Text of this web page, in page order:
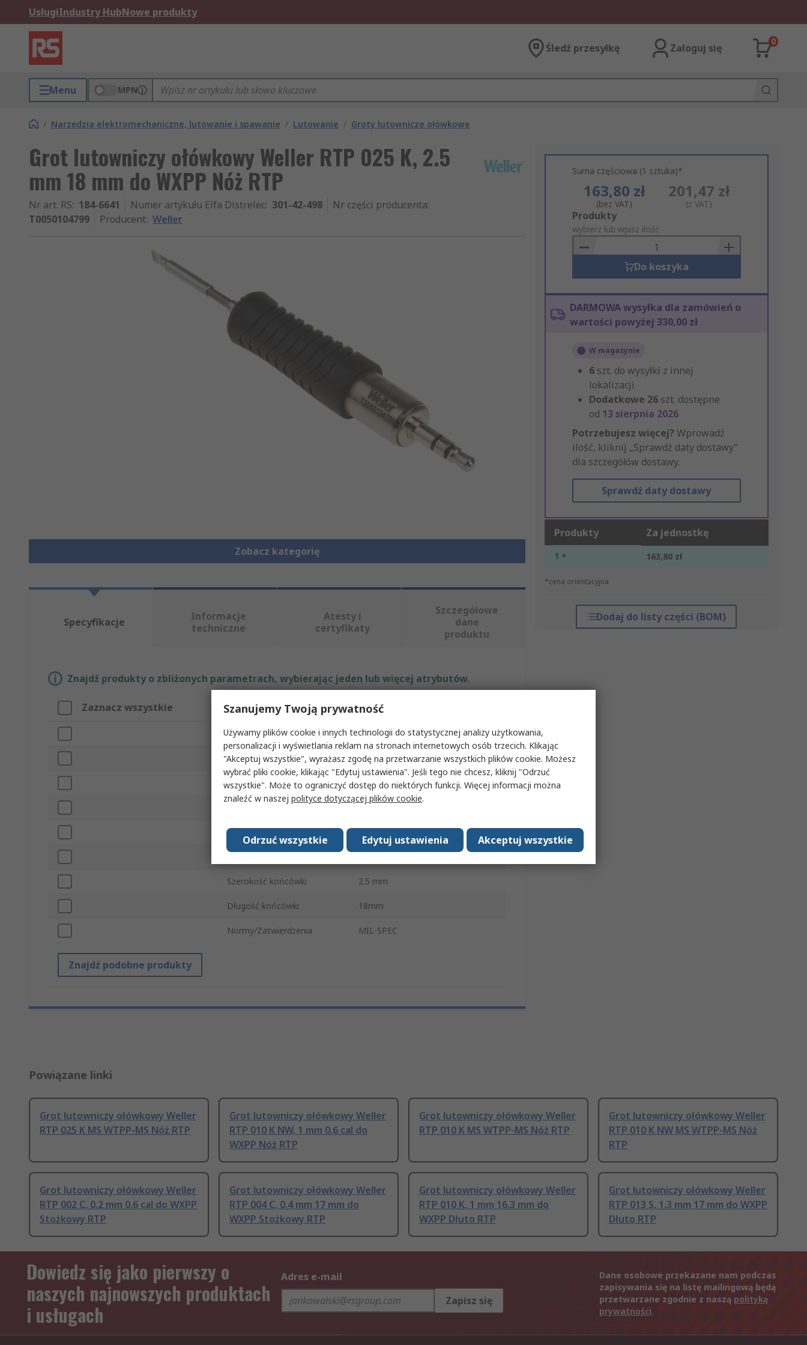
UsługiIndustry HubNowe produkty
Śledź przesyłkę Zaloguj się
0
Menu MPN
/ Narzędzia elektromechaniczne, lutowanie i spawanie / Lutowanie / Groty lutownicze ołówkowe
Grot lutowniczy ołówkowy Weller RTP 025 K, 2.5
mm 18 mm do WXPP Nóż RTP
Nr art. RS: 184-6641 Numer artykułu Elfa Distrelec: 301-42-498 Nr części producenta:
T0050104799
Producent: Weller
Zobacz kategorię
Suma częściowa (1 sztuka)*
163,80 zł
(bez VAT)
201,47 zł
(z VAT)
Add
to
Basket
Produkty
wybierz lub wpisz ilość
Do koszyka
DARMOWA wysyłka dla zamówień o
wartości powyżej 330,00 zł
W magazynie
6 szt. do wysyłki z innej
lokalizacji
Dodatkowe 26 szt. dostępne
od 13 sierpnia 2026
Potrzebujesz więcej? Wprowadź
ilość, kliknij „Sprawdź daty dostawy”
dla szczegółów dostawy.
Sprawdź daty dostawy
Produkty Za jednostkę
1 + 163,80 zł
*cena orientacyjna
Dodaj do listy części (BOM)
Specyfikacje
Informacje
techniczne
Atesty i
certyfikaty
Szczegółowe
dane
produktu
Znajdź produkty o zbliżonych parametrach, wybierając jeden lub więcej atrybutów.
Zaznacz wszystkie Atrybut Wartość
Marka Weller
Kształt końcówki Nóż
Numer modelu RTP 025 K
Grot lutowniczy ołówkowy
Do użytku z
Szerokość końcówki 2.5 mm
Długość końcówki 18mm
Normy/Zatwierdzenia MIL-SPEC
Znajdź podobne produkty
Powiązane linki
Grot lutowniczy ołówkowy Weller
RTP 025 K MS WTPP-MS Nóż RTP
Grot lutowniczy ołówkowy Weller
RTP 010 K NW, 1 mm 0.6 cal do
WXPP Nóż RTP
Grot lutowniczy ołówkowy Weller
RTP 010 K MS WTPP-MS Nóż RTP
Grot lutowniczy ołówkowy Weller
RTP 010 K NW MS WTPP-MS Nóż
RTP
Grot lutowniczy ołówkowy Weller
RTP 002 C, 0.2 mm 0.6 cal do WXPP
Stożkowy RTP
Grot lutowniczy ołówkowy Weller
RTP 004 C, 0.4 mm 17 mm do
WXPP Stożkowy RTP
Grot lutowniczy ołówkowy Weller
RTP 010 K, 1 mm 16.3 mm do
WXPP Dłuto RTP
Grot lutowniczy ołówkowy Weller
RTP 013 S, 1.3 mm 17 mm do WXPP
Dłuto RTP
Dowiedz się jako pierwszy o
naszych najnowszych produktach
i usługach
Adres e-mail
Zapisz się
Dane osobowe przekazane nam podczas
zapisywania się na listę mailingową będą
przetwarzane zgodnie z naszą polityką
prywatności.
Szanujemy Twoją prywatność
Używamy plików cookie i innych technologii do statystycznej analizy użytkowania,
personalizacji i wyświetlania reklam na stronach internetowych osób trzecich. Klikając
"Akceptuj wszystkie", wyrażasz zgodę na przetwarzanie wszystkich plików cookie. Możesz
wybrać pliki cookie, klikając "Edytuj ustawienia". Jeśli tego nie chcesz, kliknij "Odrzuć
wszystkie". Może to ograniczyć dostęp do niektórych funkcji. Więcej informacji można
znaleźć w naszej polityce dotyczącej plików cookie.
Akceptuj wszystkie
Edytuj ustawienia
Odrzuć wszystkie